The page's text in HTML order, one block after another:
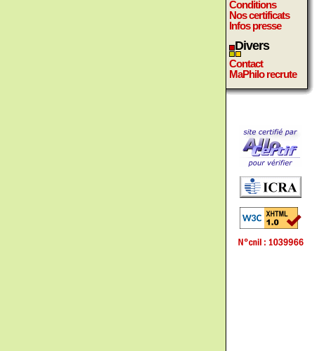
Conditions
Nos certificats
Infos presse
Divers
Contact
MaPhilo recrute